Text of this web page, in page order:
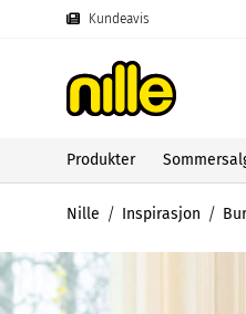
Kundeavis
Produkter
Nille Inspirasjon